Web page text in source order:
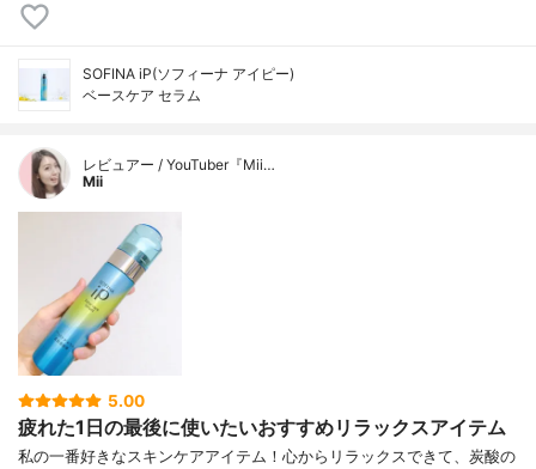
SOFINA iP(ソフィーナ アイピー)
ベースケア セラム
レビュアー / YouTuber『Mii…
Mii
5.00
疲れた1日の最後に使いたいおすすめリラックスアイテム
私の一番好きなスキンケアアイテム！心からリラックスできて、炭酸の